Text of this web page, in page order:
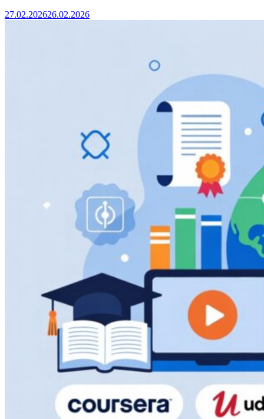
27.02.202626.02.2026